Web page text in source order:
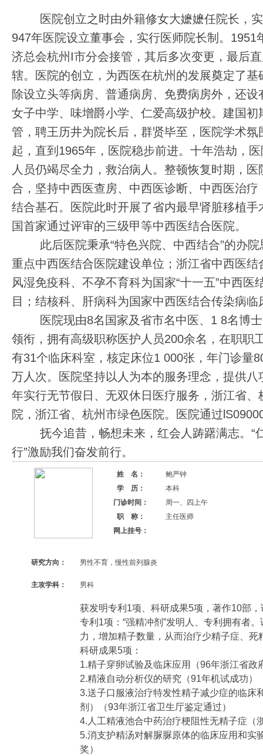
医院创立之时由外籍修女大嬷嬷任院长，实
947年医院设立董事会，实行医师院长制。1951
济总会杭州I市分会接管，其后多次变更，最后
辖。医院的创立，为西医在杭州的发展奠定了基
除设立头等病房、普通病房、免费病房外，还
女子中学、味增爵小学、仁爱高级护校。建国初
管，聘王历井为院长后，群贤毕至，医院学术氛
起，直到1965年，医院稳步前进。十年浩劫，
人员仍竭尽全力，救治病人。整顿恢复时期，
合，坚持中西医查房、中西医诊断、中西医治疗
结合基石。医院此时开展了省内最早肾脏移植手
国首家通过评审的三级甲等中西医结合医院。
此后医院秉承“特色兴院、中西结合”的办院
重点中西医结合医院建设单位；浙江省中西医结
风湿免疫科、不孕不育科为国家“十一五”中西医
目；结核科、肝病科为国家中西医结合传染病临
医院现由8名国家及省市名中医、1 8名博士
领衔，拥有高级职称医护人员200余名，在职职
有31个临床科室，核定床位1 000张，年门诊量
万人次。医院坚持以人为本的服务理念，提供八
年实行无节假日、无双休日医疗服务，浙江省、
院，浙江省、杭州市绿色医院。医院通过
抚今追昔，畅想未来，红会人踌躇满志。“
行”激励我们奋发前行。
姓 名：
鲍严钟
学 历：
本科
门诊时间：
周一、四上午
职 称：
主任医师
网上挂号：
研究方向： 男性不育，慢性前列腺炎
主攻学科： 男科
获发明专利1项、科研成果5项，著作10部
专利1项：“强精冲剂”发明人、专利拥有者
力，增加精子数量，从而治疗少精子症、死
科研成果5项：
1.精子穿卵试验及临床应用（96年浙江省政
2.精液自动分析仪的研究（91年机试成功）
3.送子口服液治疗特发性精子减少症的临床
剂）（93年浙江省卫生厅鉴定通过）
4.人工精液池合中药治疗梗阻性无精子症（
5.消支护精汤对解脲脲原体的临床应用和实
奖）